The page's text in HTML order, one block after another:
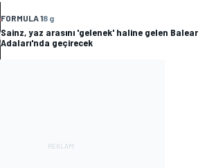
FORMULA 18 g
Sainz, yaz arasını 'gelenek' haline gelen Balear
Adaları'nda geçirecek